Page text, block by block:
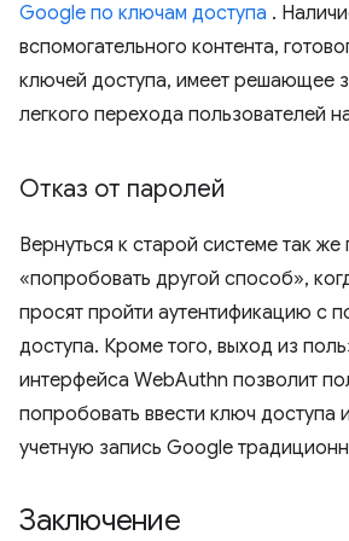
Google по ключам доступа .
вспомогательного контента,
ключей доступа, имеет решающее
легкого перехода пользователей
Отказ от паролей
Вернуться к старой системе так же
«попробовать другой способ»,
просят пройти аутентификацию с
доступа. Кроме того, выход из
интерфейса WebAuthn позволит
попробовать ввести ключ доступа
учетную запись Google
Заключение